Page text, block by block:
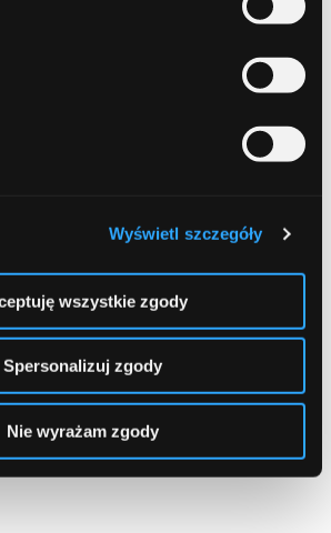
Wyświetl szczegóły
wszystkie zgody
Spersonalizuj zgody
Nie wyrażam zgody